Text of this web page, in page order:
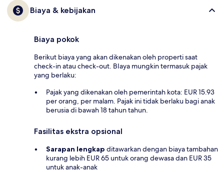
Biaya & kebijakan
Biaya pokok
Berikut biaya yang akan dikenakan oleh properti saat
check-in atau check-out. BIaya mungkin termasuk pajak
yang berlaku:
Pajak yang dikenakan oleh pemerintah kota: EUR 15.93
per orang, per malam. Pajak ini tidak berlaku bagi anak
berusia di bawah 18 tahun tahun.
Fasilitas ekstra opsional
Sarapan lengkap ditawarkan dengan biaya tambahan
kurang lebih EUR 65 untuk orang dewasa dan EUR 35
untuk anak-anak